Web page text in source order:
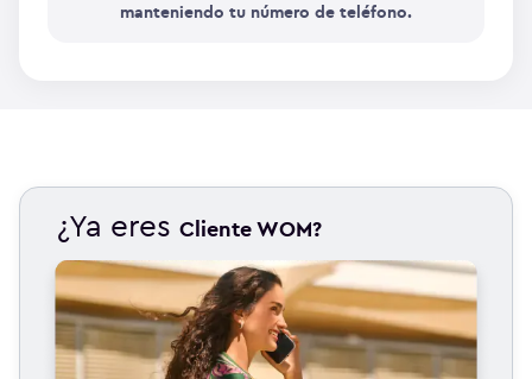
manteniendo tu número de teléfono.
¿Ya eres Cliente WOM?